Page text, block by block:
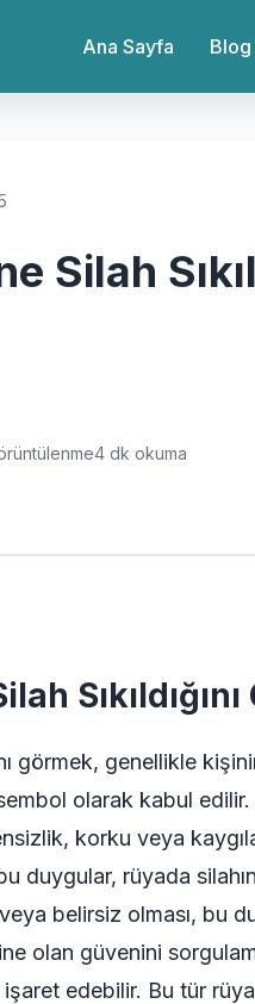
Ana Sayfa Blog
Silah
4 dk okuma
görmek, genellikle
olarak kabul
korku veya
duygular, rüyada
belirsiz olması, bu
olan güvenini
edebilir. Bu tür